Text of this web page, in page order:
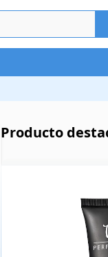
Producto